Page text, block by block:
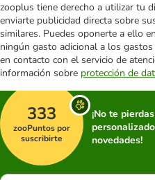
zooplus tiene derecho a utilizar tu
enviarte publicidad directa sobre
similares. Puedes oponerte a ello
ningún gasto adicional a los
en contacto con el servicio de
información sobre protección de
333
zooPuntos por
suscribirte
¡No te
novedades!